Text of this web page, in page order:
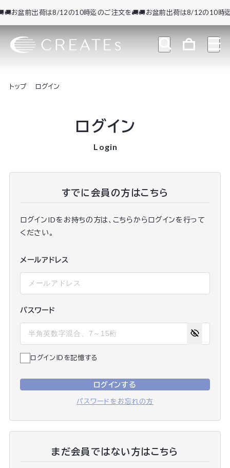
お盆前出荷は8/12の10時迄のご注文を🚚🚚お盆前出荷は8/12の10時迄
トップ ログイン
ログイン
Login
すでに会員の方はこちら
ログインIDをお持ちの方は、こちらからログインを行って
ください。
メールアドレス
パスワード
ログインIDを記憶する
ログインする
パスワードをお忘れの方
まだ会員ではない方はこちら